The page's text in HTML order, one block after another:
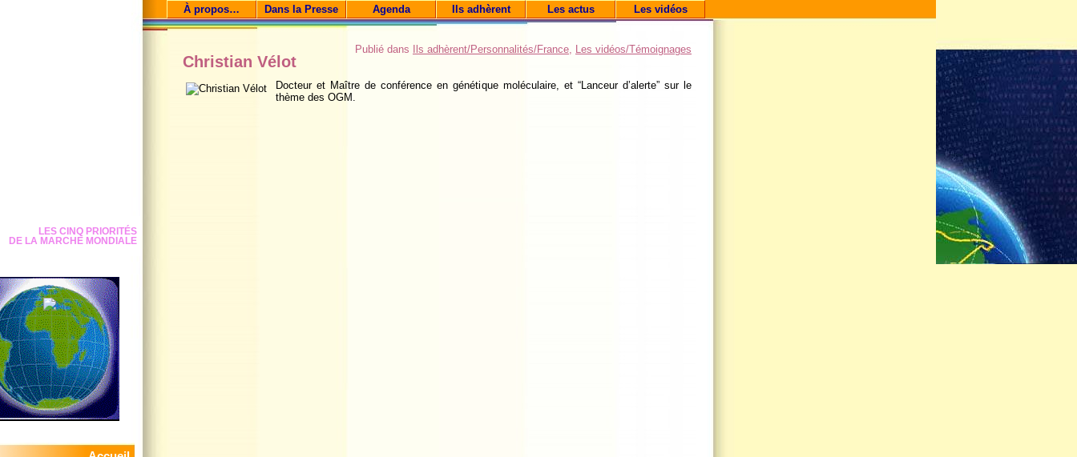
À propos… Dans la Presse Agenda Ils adhèrent Les actus Les vidéos
LES CINQ PRIORITÉS
DE LA MARCHE MONDIALE
Publié dans Ils adhèrent/Personnalités/France, Les vidéos/Témoignages
Christian Vélot
Docteur et Maître de conférence en génétique moléculaire, et “Lanceur d’alerte” sur le
thème des OGM.